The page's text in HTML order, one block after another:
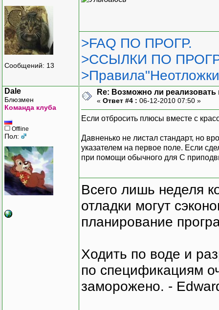
Сообщений: 13
>FAQ ПО ПРОГР.
>ССЫЛКИ ПО
Dale
Блюзмен
Команда клуба
Offline
Пол:
Re: Возможно ли
« Ответ #4 : 06-12-2010 07:50 »
Если отбросить плюсы вместе с
Давненько не листал стандарт, но
указателем на первое поле. Если
при помощи обычного для C
Всего лишь неделя
отладки могут
планирование
Ходить по воде и
по спецификациям
заморожено. -